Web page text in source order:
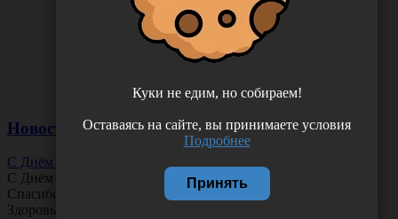
Новости
С Днём Офтальмолога!
С Днём
Спасибо за ясное зрение и заботу о пациентах.
Здоровья вам и новых профессиональных побед!
Куки не едим, но собираем!
Оставаясь на сайте, вы принимаете условия
Подробнее
Принять